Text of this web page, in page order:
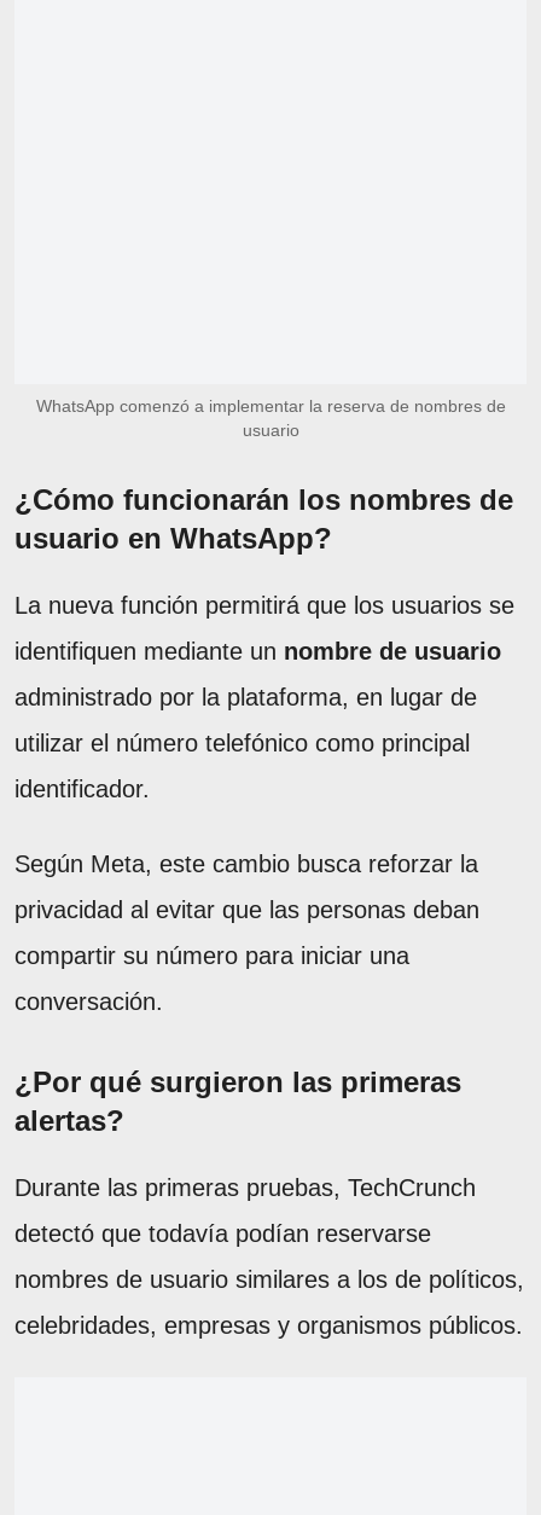
WhatsApp comenzó a implementar la reserva de nombres de
usuario
¿Cómo funcionarán los nombres de
usuario en WhatsApp?
La nueva función permitirá que los usuarios se
identifiquen mediante un nombre de usuario
administrado por la plataforma, en lugar de
utilizar el número telefónico como principal
identificador.
Según Meta, este cambio busca reforzar la
privacidad al evitar que las personas deban
compartir su número para iniciar una
conversación.
¿Por qué surgieron las primeras
alertas?
Durante las primeras pruebas, TechCrunch
detectó que todavía podían reservarse
nombres de usuario similares a los de políticos,
celebridades, empresas y organismos públicos.